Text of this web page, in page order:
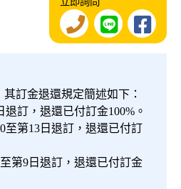
訂金退還規定簡述如下：
訂，退還已付訂金100%。
第13日退訂，退還已付訂
第9日退訂，退還已付訂金